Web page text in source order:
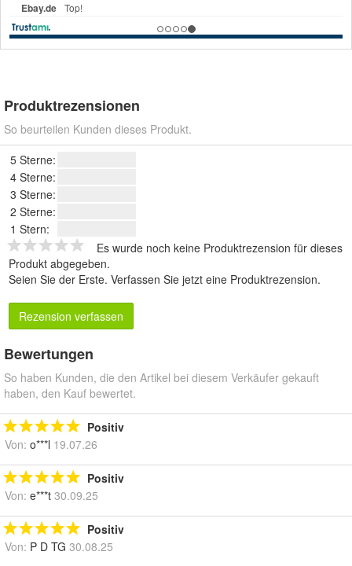
Produktrezensionen
So beurteilen Kunden dieses Produkt.
5 Sterne:
4 Sterne:
3 Sterne:
2 Sterne:
1 Stern:
Es wurde noch keine Produktrezension für dieses
Produkt abgegeben.
Seien Sie der Erste. Verfassen Sie jetzt eine Produktrezension.
Rezension verfassen
Bewertungen
So haben Kunden, die den Artikel bei diesem Verkäufer gekauft
haben, den Kauf bewertet.
Positiv
Von: o***l 19.07.26
Positiv
Von: e***t 30.09.25
Positiv
Von: P D TG 30.08.25